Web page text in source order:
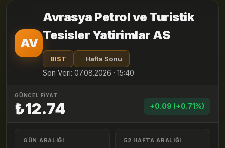
AV
Avrasya Petrol ve Turistik
Tesisler Yatirimlar AS
BIST Hafta Sonu
Son Veri: 07.08.2026 · 15:40
GÜNCEL FİYAT
₺12.74 +0.09 (+0.71%)
GÜN ARALIĞI 52 HAFTA ARALIĞI